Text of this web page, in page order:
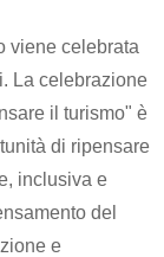
viene celebrata
La celebrazione
il turismo" è
di ripensare
inclusiva e
del
e